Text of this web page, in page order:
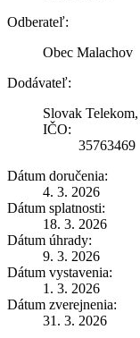
Odberateľ:
Obec Malachov
Dodávateľ:
Slovak
IČO:
35763469
Dátum doručenia:
4. 3. 2026
Dátum splatnosti:
18. 3. 2026
Dátum úhrady:
9. 3. 2026
Dátum vystavenia:
1. 3. 2026
Dátum zverejnenia:
31. 3. 2026